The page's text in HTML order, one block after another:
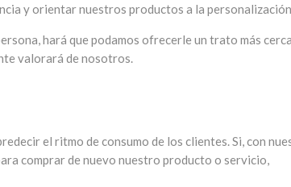
y orientar nuestros productos a la
hará que podamos ofrecerle un trato más
valorará de nosotros.
el ritmo de consumo de los clientes. Si, con
comprar de nuevo nuestro producto o servicio,